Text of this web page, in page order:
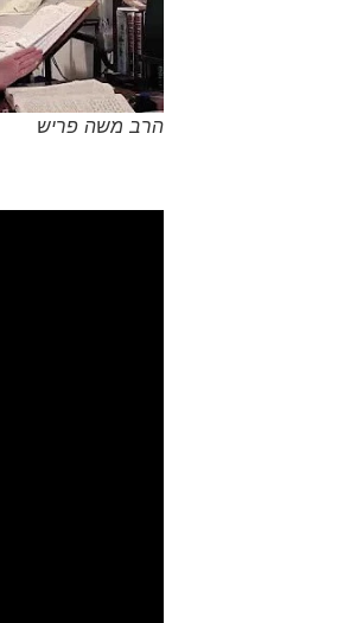
הרב משה פריש